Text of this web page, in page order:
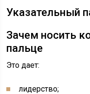
Указательный
Зачем носить
пальце
Это дает:
лидерство;